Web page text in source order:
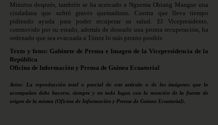
Minutos después, también se ha acercado a Nguema Obiang Mangue una
ciudadana que sufrió graves quemaduras. Cuenta que lleva tiempo
pidiendo ayuda para poder recuperar su salud. El Vicepresidente,
conmovido por su estado, además de desearle una pronta recuperación, ha
ordenado que sea evacuada a Túnez lo más pronto posible.
Texto y fotos: Gabinete de Prensa e Imagen de la Vicepresidencia de la
República
Oficina de Información y Prensa de Guinea Ecuatorial
Aviso: La reproducción total o parcial de este artículo o de las imágenes que lo
acompañen debe hacerse, siempre y en todo lugar, con la mención de la fuente de
origen de la misma (Oficina de Información y Prensa de Guinea Ecuatorial).